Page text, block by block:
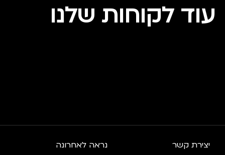
עוד לקוחות שלנו
יצירת קשר נראה לאחרונה